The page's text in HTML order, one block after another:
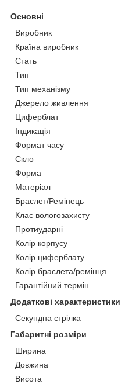
Основні
Виробник
Країна виробник
Стать
Тип
Тип механізму
Джерело живлення
Циферблат
Індикація
Формат часу
Скло
Форма
Матеріал
Браслет/Ремінець
Клас вологозахисту
Протиударні
Колір корпусу
Колір циферблату
Колір браслета/ремінця
Гарантійний термін
Додаткові характеристики
Секундна стрілка
Габаритні розміри
Ширина
Довжина
Висота